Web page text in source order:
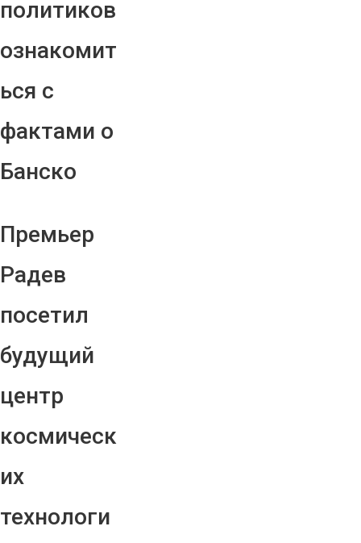
политиков
ознакомит
ься с
фактами о
Банско
Премьер
Радев
посетил
будущий
центр
космическ
их
технологи